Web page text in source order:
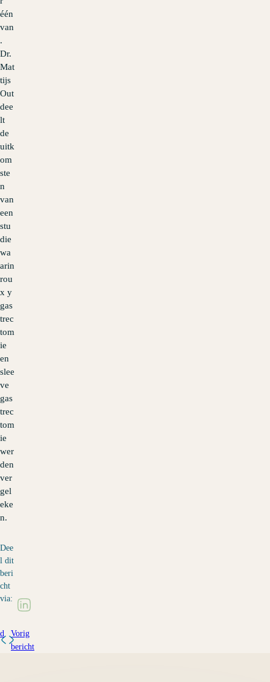
één
van
.
Dr.
Mat
tijs
Out
dee
lt
de
uitk
om
ste
n
van
een
stu
die
wa
arin
rou
x y
gas
trec
tom
ie
en
slee
ve
gas
trec
tom
ie
wer
den
ver
gel
eke
n.
Dee
l dit
beri
cht
via:
Vorig
bericht